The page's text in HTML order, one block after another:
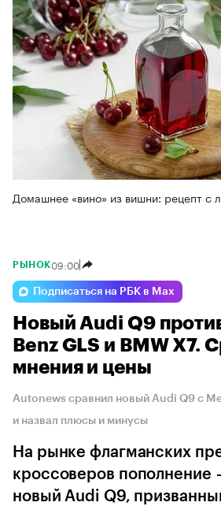
Домашнее «вино» из вишни: рецепт с
РЫНОК09:00
Подписаться на РБК в Max
Новый Audi Q9
Benz GLS и BMW X7.
мнения и цены
Autonews сравнил новый Audi Q9 с
и назвал плюсы и минусы
На рынке флагманских
кроссоверов пополнение
новый Audi Q9,